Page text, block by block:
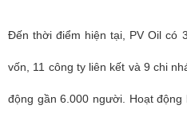
Đến thời điểm hiện tại, PV Oil có
vốn, 11 công ty liên kết và 9 chi
động gần 6.000 người. Hoạt động